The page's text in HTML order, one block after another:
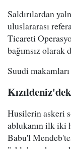
Saldırılardan
uluslararası
Ticareti
bağımsız olarak
Suudi
Husilerin askeri
ablukanın ilk iki
Babu'l